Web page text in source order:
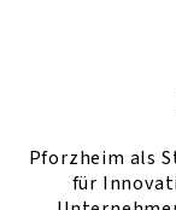
Pforzheim als
für